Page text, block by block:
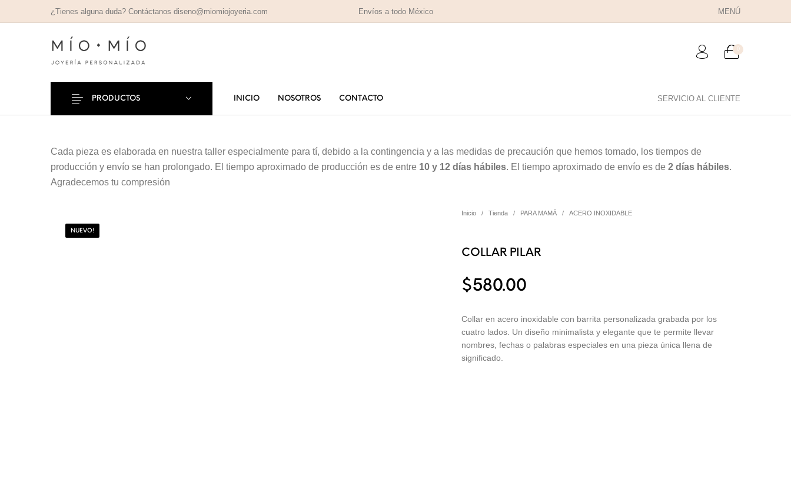
¿Tienes alguna duda? Contáctanos diseno@miomiojoyeria.com Envíos a todo México MENÚ
0
INICIO NOSOTROS CONTACTO SERVICIO AL CLIENTE
PRODUCTOS
PERSONALIZADOS
PERSONALIZADAS
Cada pieza es elaborada en nuestra taller especialmente para tí, debido a la contingencia y a las medidas de precaución que hemos tomado, los tiempos de
producción y envío se han prolongado. El tiempo aproximado de producción es de entre 10 y 12 días hábiles. El tiempo aproximado de envío es de 2 días hábiles.
Agradecemos tu compresión
NUEVO!
Inicio / Tienda / PARA MAMÁ / ACERO INOXIDABLE
COLLAR PILAR
$580.00
Collar en acero inoxidable con barrita personalizada grabada por los
cuatro lados. Un diseño minimalista y elegante que te permite llevar
nombres, fechas o palabras especiales en una pieza única llena de
significado.